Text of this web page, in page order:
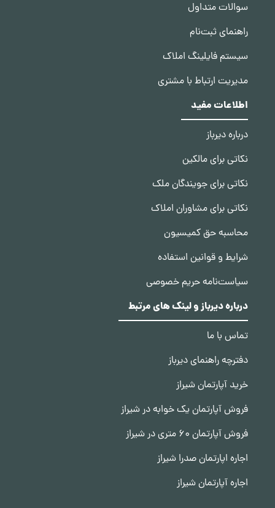
سوالات متداول
راهنمای ثبت‌نام
سیستم فایلینگ املاک
مدیریت ارتباط با مشتری
اطلاعات مفید
درباره دیرباز
نکاتی برای مالکین
نکاتی برای جویندگان ملک
نکاتی برای مشاوران املاک
محاسبه حق کمیسیون
شرایط و قوانین استفاده
سیاست‌نامه حریم خصوصی
درباره دیرباز و لینک های مرتبط
تماس با ما
دفترچه راهنمای دیرباز
خرید آپارتمان شیراز
فروش آپارتمان یک خوابه در شیراز
فروش آپارتمان 60 متری در شیراز
اجاره اپارتمان صدرا شیراز
اجاره آپارتمان شیراز